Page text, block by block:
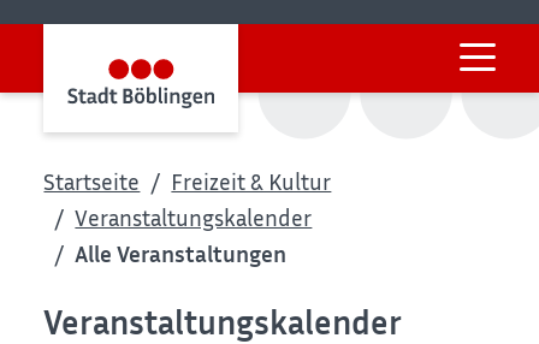
Startseite
Freizeit & Kultur
Veranstaltungskalender
Alle Veranstaltungen
Veranstaltungskalender